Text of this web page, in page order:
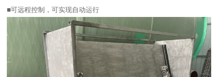
■可远程控制，可实现自动运行